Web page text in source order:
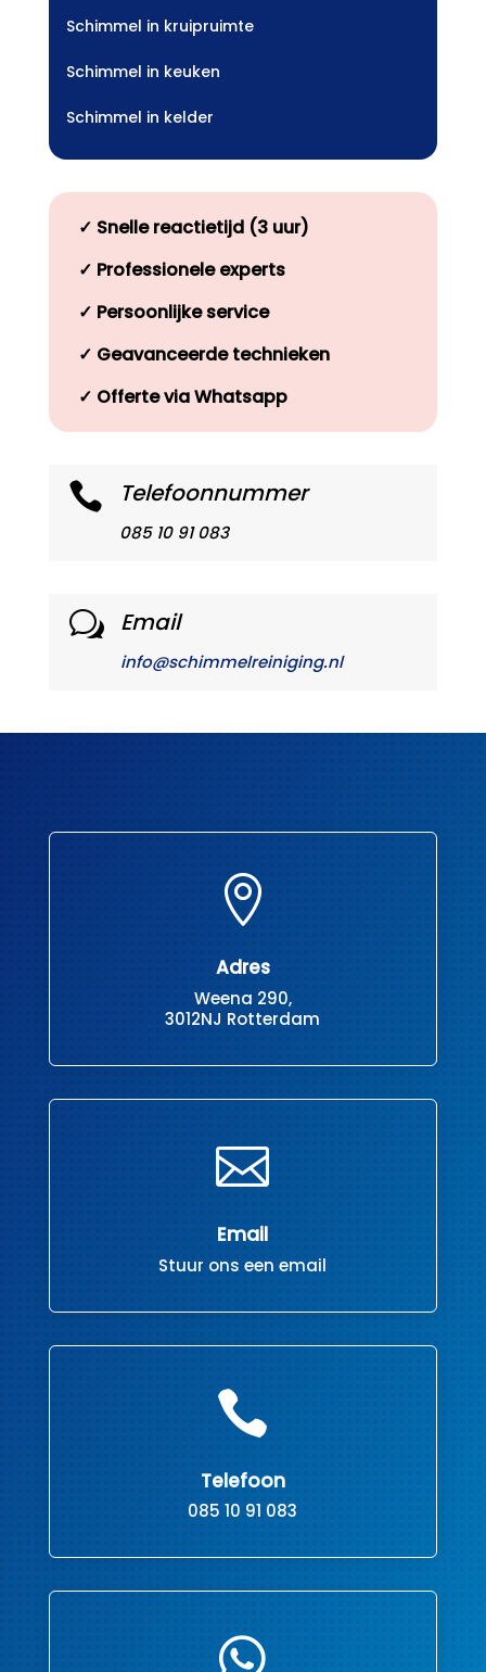
Schimmel in kruipruimte
Schimmel in keuken
Schimmel in kelder
✓ Snelle reactietijd (3 uur)
✓ Professionele experts
✓ Persoonlijke service
✓ Geavanceerde technieken
✓ Offerte via Whatsapp
 Telefoonnummer
085 10 91 083
w Email
info@schimmelreiniging.nl

Adres
Weena 290,
3012NJ Rotterdam

Email
Stuur ons een email

Telefoon
085 10 91 083
